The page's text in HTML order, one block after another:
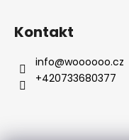
Kontakt
info@woooooo.cz
+420733680377